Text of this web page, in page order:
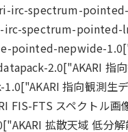
irc-spectrum-pointed-
irc-spectrum-pointed-
pointed-nepwide-
2.0["AKARI 指
指向観測生
FIS-FTS スペクトル
拡散天域 低分